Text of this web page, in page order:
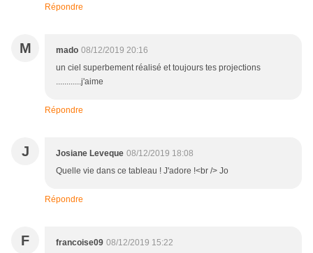
Répondre
M mado 08/12/2019 20:16
un ciel superbement réalisé et toujours tes projections
............j'aime
Répondre
J Josiane Leveque 08/12/2019 18:08
Quelle vie dans ce tableau ! J'adore !<br /> Jo
Répondre
F francoise09 08/12/2019 15:22